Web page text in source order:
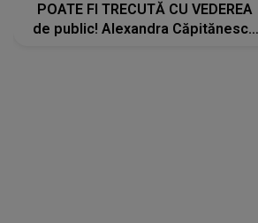
POATE FI TRECUTĂ CU VEDEREA
de public! Alexandra Căpitănescu